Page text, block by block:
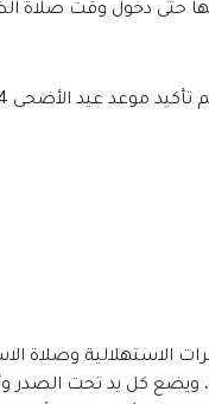
الاستهلالية وصلاة
ويضع كل يد تحت الصدر